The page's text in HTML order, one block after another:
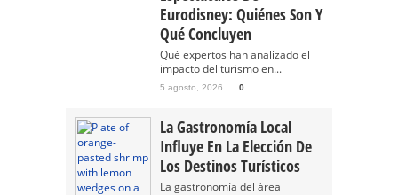
Eurodisney: Quiénes Son Y
Qué Concluyen
Qué expertos han analizado el
impacto del turismo en...
5 agosto, 2026 0
La Gastronomía Local
Influye En La Elección De
Los Destinos Turísticos
La gastronomía del área